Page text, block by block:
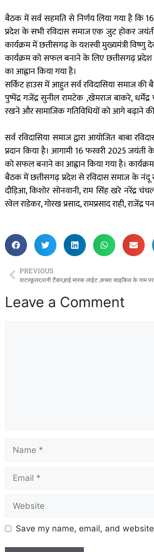
बैठक में सर्व सहमति से निर्णय लिया गया है कि
प्रदेश के सभी रविदास समाज एक जुट होकर
कार्यक्रम में छत्तीसगढ़ के यशस्वी मुख्यमंत्री विष्णु
कार्यक्रम को सफल बनाने के लिए छत्तीसगढ़
का आह्वान किया गया है।
सर्किट हाउस में आहुत सर्व रविदासिया समाज
पुष्पेंद्र गजेंद्र सुनील रामटेक ,खेमराज बाकरे,
रखने और सामाजिक गतिविधियों को आगे बढ़ाने
सर्व रविदासिया समाज द्वारा आयोजित बाबा
प्रदान किया है। आगामी 16 फरवरी 2025
को सफल बनाने का आह्वान किया गया है।
बैठक में छत्तीसगढ़ प्रदेश से रविदास समाज के नंदू
दौड़िआ, किशोर सोनवानी, राम सिंह खरे नरेंद्र
रवेल राडेकर, गोरख प्रसाद, रामप्रसाद राही,
PREVIOUS
Leave a Comment
Save my name, email, and